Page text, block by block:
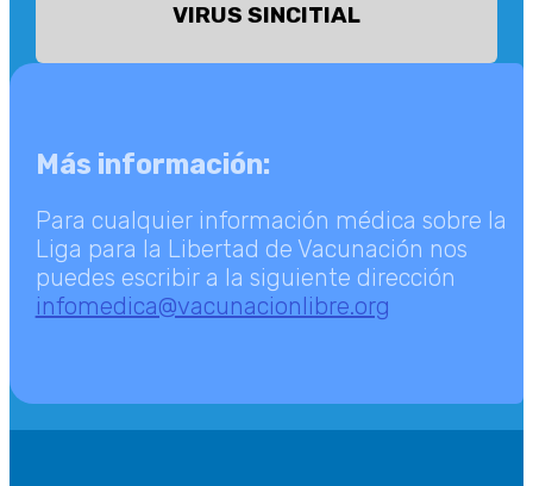
VIRUS SINCITIAL
Más información:
Para cualquier información médica sobre la
Liga para la Libertad de Vacunación nos
puedes escribir a la siguiente dirección
infomedica@vacunacionlibre.org